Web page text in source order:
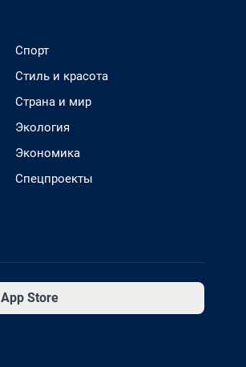
Спорт
Стиль и красота
Страна и мир
Экология
Экономика
Спецпроекты
App Store